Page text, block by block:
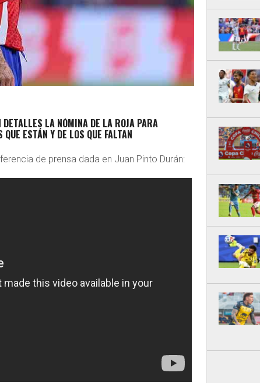
LA NÓMINA DE LA ROJA PARA
ESTÁN Y DE LOS QUE FALTAN
de prensa dada en Juan Pinto Durán: